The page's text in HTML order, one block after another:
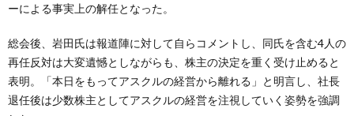
ーによる事実上の解任となった。
総会後、岩田氏は報道陣に対して自らコメントし、同氏を含む4人の
再任反対は大変遺憾としながらも、株主の決定を重く受け止めると
表明。「本日をもってアスクルの経営から離れる」と明言し、社長
退任後は少数株主としてアスクルの経営を注視していく姿勢を強調